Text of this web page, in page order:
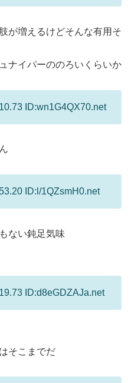
が増えるけどそんな有用そ
ナイパーののろいくらいか
ID:wn1G4QX70.net
ID:l/1QZsmH0.net
ない鈍足気味
ID:d8eGDZAJa.net
そこまでだ